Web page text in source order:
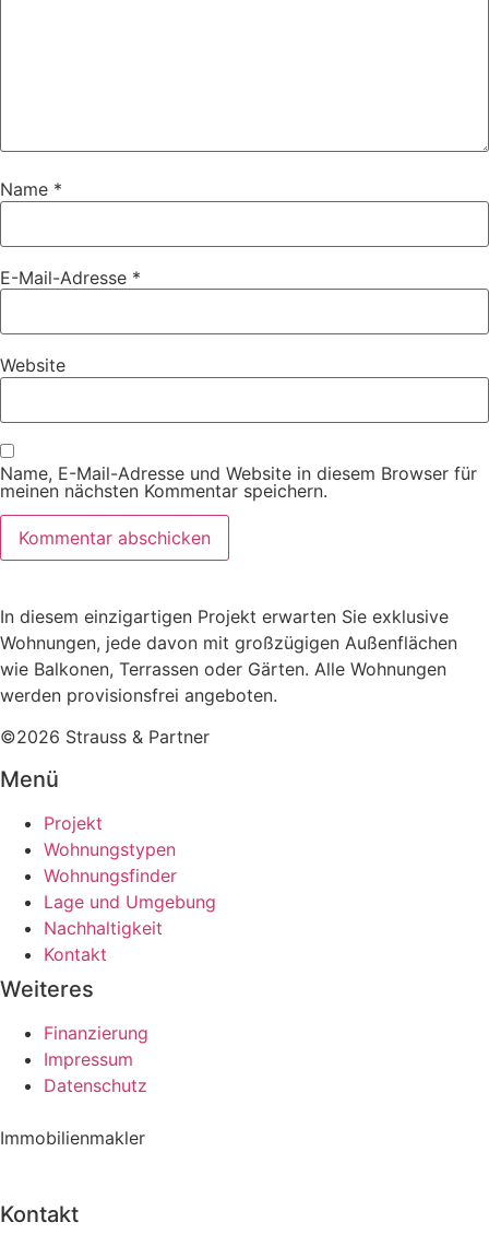
Name *
E-Mail-Adresse *
Website
Name, E-Mail-Adresse und Website in diesem Browser für
meinen nächsten Kommentar speichern.
In diesem einzigartigen Projekt erwarten Sie exklusive
Wohnungen, jede davon mit großzügigen Außenflächen
wie Balkonen, Terrassen oder Gärten. Alle Wohnungen
werden provisionsfrei angeboten.
©2026 Strauss & Partner
Menü
Projekt
Wohnungstypen
Wohnungsfinder
Lage und Umgebung
Nachhaltigkeit
Kontakt
Weiteres
Finanzierung
Impressum
Datenschutz
Immobilienmakler
Kontakt